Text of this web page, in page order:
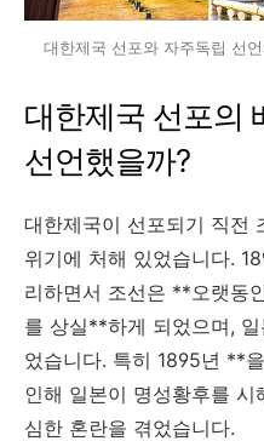
대한제국 선포와 자주독립 선
대한제국 선포의
선언했을까?
대한제국이 선포되기 직전
위기에 처해 있었습니다.
리하면서 조선은 **오랫동
를 상실**하게 되었으며,
었습니다. 특히 1895년 **
인해 일본이 명성황후를
심한 혼란을 겪었습니다.